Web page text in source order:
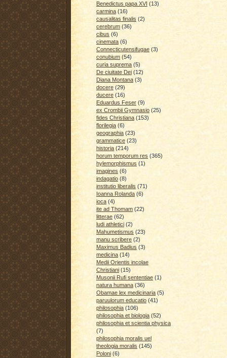
Benedictus papa XVI (13)
carmina (16)
causalitas finalis (2)
cerebrum (36)
cibus (6)
cinemata (6)
Connecticutensifugae (3)
conubium (54)
curia suprema (5)
De ciuitate Dei (12)
Diana Montana (3)
docere (29)
ducere (16)
Eduardus Feser (9)
ex Crombii Gymnasio (25)
fides Christiana (153)
florilegia (6)
geographia (23)
grammatice (23)
historia (214)
horum temporum res (365)
hylemorphismus (1)
imagines (6)
indagatio (8)
institutio liberalis (71)
Ioanna Rolanda (6)
ioca (4)
ite ad Thomam (22)
litterae (62)
ludi athletici (2)
Mahumetismus (23)
manu scribere (2)
Maximus Badius (3)
medicina (14)
Medii Orientis incolae
Christiani (15)
Musonii Rufi sententiae (1)
natura humana (36)
Obamae lex medicinaria (5)
paruulorum educatio (41)
philosophia (106)
philosophia et biologia (52)
philosophia et scientia physica
(7)
philosophia moralis uel
theologia moralis (145)
Poloni (6)